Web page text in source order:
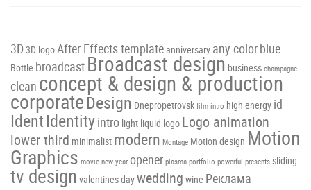
3D 3D logoAfter Effects template anniversary any colorblue
Bottle broadcast Broadcast design business champagne
clean concept & design & production
corporateDesign Dnepropetrovsk film intro high energy id
IdentIdentityintro light liquid logo Logo animation
lower third minimalist modern Montage Motion design Motion
Graphics movie new year opener plasma portfolio powerful presents sliding
tv design valentines daywedding wine Реклама